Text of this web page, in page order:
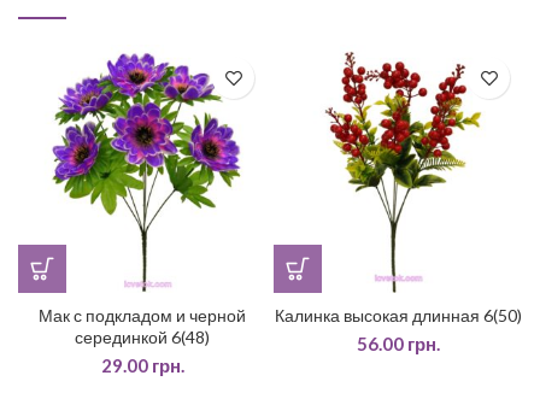
Мак с подкладом и черной
серединкой 6(48)
29.00 грн.
Калинка высокая длинная 6(50)
56.00 грн.